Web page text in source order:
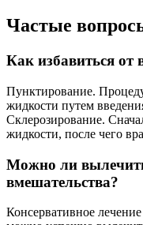
Частые
Как избавиться от
Пунктирование.
жидкости путем
Склерозирование.
жидкости, после чего
Можно ли
вмешательства?
Консервативное